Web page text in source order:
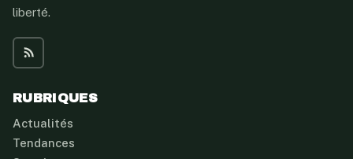
liberté.
RUBRIQUES
Actualités
Tendances